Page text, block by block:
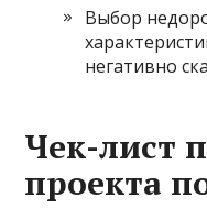
Выбор
негативно
Чек-лист
проекта